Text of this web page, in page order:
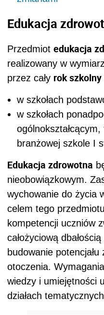
Edukacja
Przedmiot edukacja
realizowany w
przez cały rok szkolny
w szkołach
w szkołach
branżowej szkole I
Edukacja zdrowotna
nieobowiązkowym.
wychowanie do życia
celem tego
kompetencji uczniów
całożyciową dbałością
budowanie
otoczenia.
wiedzy i umiejętności
działach